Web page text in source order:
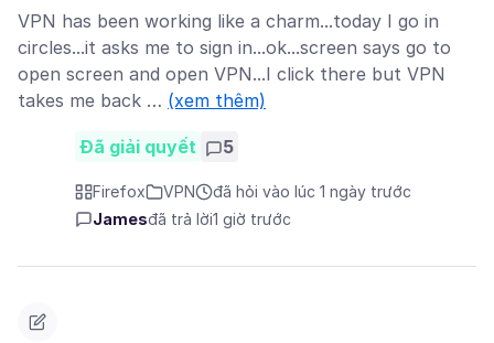
VPN has been working like a charm...today I go in
circles...it asks me to sign in...ok...screen says go to
open screen and open VPN...I click there but VPN
takes me back … (xem thêm)
Đã giải quyết 5
Firefox VPN
đã hỏi vào lúc 1 ngày trước
Jamesđã trả lời1 giờ trước